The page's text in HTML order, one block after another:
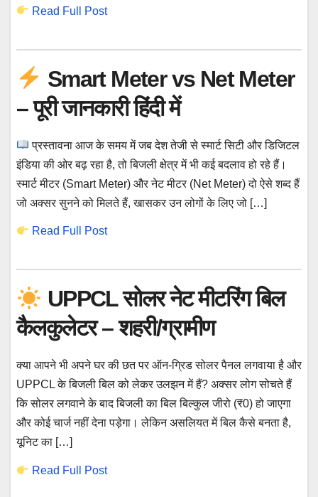
Read Full Post
Smart Meter vs Net Meter
– पूरी जानकारी हिंदी में
प्रस्तावना आज के समय में जब देश तेजी से स्मार्ट सिटी और डिजिटल
इंडिया की ओर बढ़ रहा है, तो बिजली क्षेत्र में भी कई बदलाव हो रहे हैं।
स्मार्ट मीटर (Smart Meter) और नेट मीटर (Net Meter) दो ऐसे शब्द हैं
जो अक्सर सुनने को मिलते हैं, खासकर उन लोगों के लिए जो […]
Read Full Post
UPPCL सोलर नेट मीटरिंग बिल
कैलकुलेटर – शहरी/ग्रामीण
क्या आपने भी अपने घर की छत पर ऑन-ग्रिड सोलर पैनल लगवाया है और
UPPCL के बिजली बिल को लेकर उलझन में हैं? अक्सर लोग सोचते हैं
कि सोलर लगवाने के बाद बिजली का बिल बिल्कुल जीरो (₹0) हो जाएगा
और कोई चार्ज नहीं देना पड़ेगा। लेकिन असलियत में बिल कैसे बनता है,
यूनिट का […]
Read Full Post